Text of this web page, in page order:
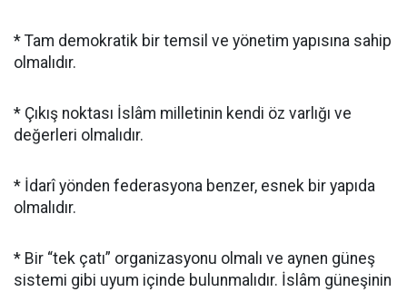
* Tam demokratik bir temsil ve yönetim yapısına sahip
olmalıdır.
* Çıkış noktası İslâm milletinin kendi öz varlığı ve
değerleri olmalıdır.
* İdarî yönden federasyona benzer, esnek bir yapıda
olmalıdır.
* Bir “tek çatı” organizasyonu olmalı ve aynen güneş
sistemi gibi uyum içinde bulunmalıdır. İslâm güneşinin